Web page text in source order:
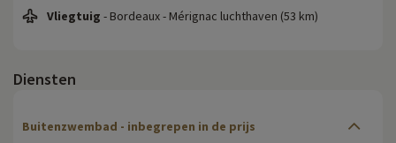
Vliegtuig - Bordeaux - Mérignac luchthaven (53 km)
Diensten
Buitenzwembad - inbegrepen in de prijs